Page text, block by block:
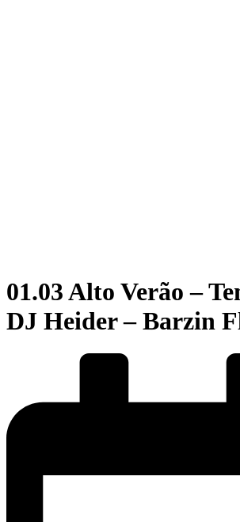
01.03 Alto Verão –
DJ Heider – Barzin